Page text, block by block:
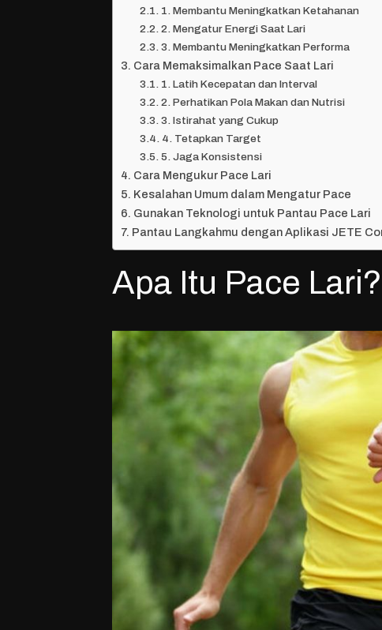
1. Membantu Meningkatkan Ketahanan
2. Mengatur Energi Saat Lari
3. Membantu Meningkatkan Performa
Cara Memaksimalkan Pace Saat Lari
1. Latih Kecepatan dan Interval
2. Perhatikan Pola Makan dan Nutrisi
3. Istirahat yang Cukup
4. Tetapkan Target
5. Jaga Konsistensi
Cara Mengukur Pace Lari
Kesalahan Umum dalam Mengatur Pace
Gunakan Teknologi untuk Pantau Pace Lari
Pantau Langkahmu dengan Aplikasi JETE
Apa Itu Pace Lari?